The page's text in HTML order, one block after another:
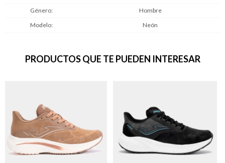
Género
Hombre
Modelo
Neón
PRODUCTOS QUE TE PUEDEN INTERESAR